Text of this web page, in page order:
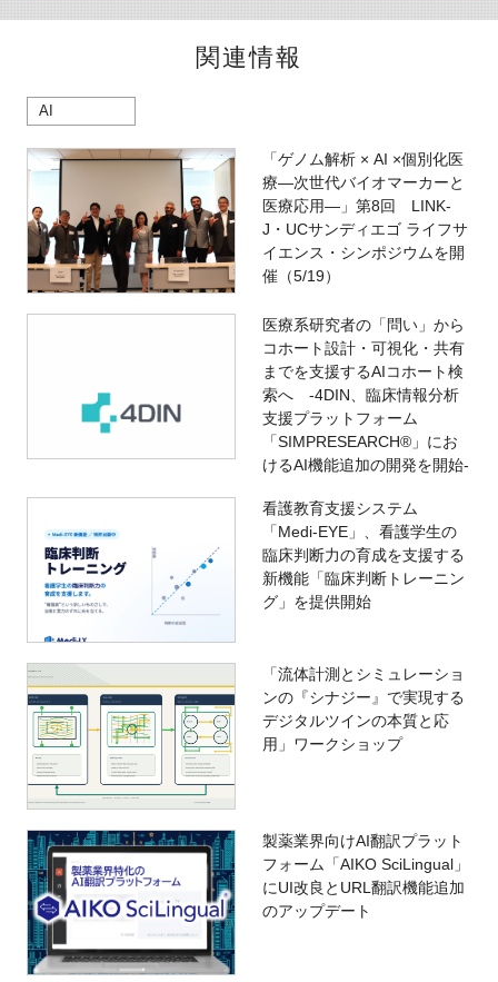
関連情報
AI
「ゲノム解析 × AI ×個別化医
療―次世代バイオマーカーと
医療応用―」第8回 LINK-
J・UCサンディエゴ ライフサ
イエンス・シンポジウムを開
催（5/19）
医療系研究者の「問い」から
コホート設計・可視化・共有
までを支援するAIコホート検
索へ -4DIN、臨床情報分析
支援プラットフォーム
「SIMPRESEARCH®」にお
けるAI機能追加の開発を開始-
看護教育支援システム
「Medi-EYE」、看護学生の
臨床判断力の育成を支援する
新機能「臨床判断トレーニン
グ」を提供開始
「流体計測とシミュレーショ
ンの『シナジー』で実現する
デジタルツインの本質と応
用」ワークショップ
製薬業界向けAI翻訳プラット
フォーム「AIKO SciLingual」
にUI改良とURL翻訳機能追加
のアップデート